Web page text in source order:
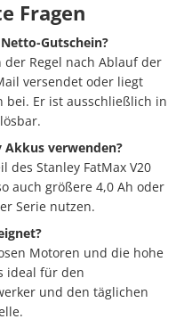
Fragen
Gutschein?
Regel nach Ablauf der
versendet oder liegt
bei. Er ist ausschließlich in
Akkus verwenden?
des Stanley FatMax V20
auch größere 4,0 Ah oder
Serie nutzen.
Motoren und die hohe
ideal für den
und den täglichen